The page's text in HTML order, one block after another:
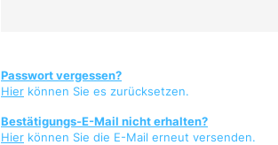
Passwort vergessen?
Hier können Sie es zurücksetzen.
Bestätigungs-E-Mail nicht erhalten?
Hier können Sie die E-Mail erneut versenden.